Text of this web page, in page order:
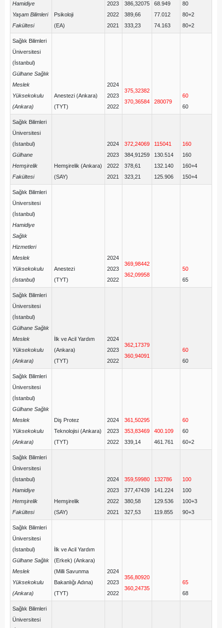
Hamidiye
Yaşam Bilimleri
Fakültesi
Psikoloji
(EA)
2023
2022
2021
386,32075
389,66
333,23
68.949
77.012
74.163
80
80+2
80+2
Sağlık Bilimleri
Üniversitesi
(İstanbul)
Gülhane Sağlık
Meslek
Yüksekokulu
(Ankara)
Anestezi (Ankara)
(TYT)
2024
2023
2022
375,32382
370,36584
280079
60
60
Sağlık Bilimleri
Üniversitesi
(İstanbul)
Gülhane
Hemşirelik
Fakültesi
Hemşirelik (Ankara)
(SAY)
2024
2023
2022
2021
372,24069
384,91259
378,61
323,21
115041
130.514
132.140
125.906
160
160
160+4
150+4
Sağlık Bilimleri
Üniversitesi
(İstanbul)
Hamidiye
Sağlık
Hizmetleri
Meslek
Yüksekokulu
(İstanbul)
Anestezi
(TYT)
2024
2023
2022
369,98442
362,09958
50
65
Sağlık Bilimleri
Üniversitesi
(İstanbul)
Gülhane Sağlık
Meslek
Yüksekokulu
(Ankara)
İlk ve Acil Yardım
(Ankara)
(TYT)
2024
2023
2022
362,17379
360,94091
60
60
Sağlık Bilimleri
Üniversitesi
(İstanbul)
Gülhane Sağlık
Meslek
Yüksekokulu
(Ankara)
Diş Protez
Teknolojisi (Ankara)
(TYT)
2024
2023
2022
361,50295
353,83469
339,14
400.109
461.761
60
60
60+2
Sağlık Bilimleri
Üniversitesi
(İstanbul)
Hamidiye
Hemşirelik
Fakültesi
Hemşirelik
(SAY)
2024
2023
2022
2021
359,59980
377,47439
380,58
327,53
132786
141.224
129.536
119.855
100
100
100+3
90+3
Sağlık Bilimleri
Üniversitesi
(İstanbul)
Gülhane Sağlık
Meslek
Yüksekokulu
(Ankara)
İlk ve Acil Yardım
(Erkek) (Ankara)
(Milli Savunma
Bakanlığı Adına)
(TYT)
2024
2023
2022
356,80920
360,24735
65
68
Sağlık Bilimleri
Üniversitesi